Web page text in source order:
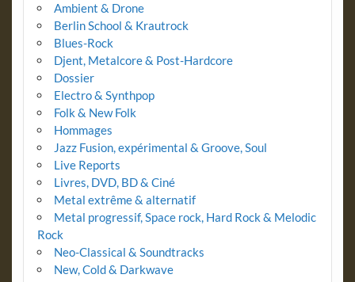
Ambient & Drone
Berlin School & Krautrock
Blues-Rock
Djent, Metalcore & Post-Hardcore
Dossier
Electro & Synthpop
Folk & New Folk
Hommages
Jazz Fusion, expérimental & Groove, Soul
Live Reports
Livres, DVD, BD & Ciné
Metal extrême & alternatif
Metal progressif, Space rock, Hard Rock & Melodic
Rock
Neo-Classical & Soundtracks
New, Cold & Darkwave